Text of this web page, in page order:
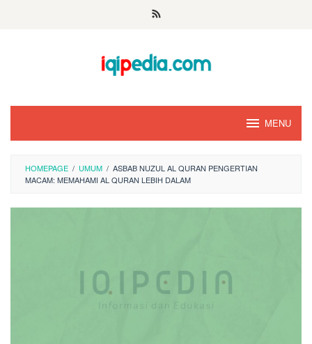
MENU
HOMEPAGE / UMUM / ASBAB NUZUL AL QURAN PENGERTIAN
MACAM: MEMAHAMI AL QURAN LEBIH DALAM